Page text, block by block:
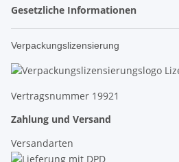
Gesetzliche Informationen
Verpackungslizensierung
Vertragsnummer 19921
Zahlung und Versand
Versandarten